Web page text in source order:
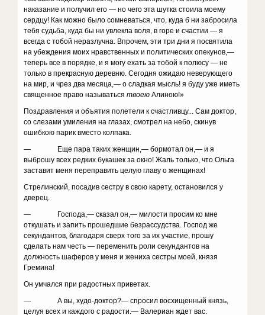
наказание и получил его — но чего эта шутка стоила моему
сердцу! Как можно было сомневаться, что, куда б ни забросила
тебя судьба, куда бы ни увлекла воля, в горе и счастии — я
всегда с тобой неразлучна. Впрочем, эти три дни я посвятила
на убеждения моих нравственных и политических опекунов,—
теперь все в порядке, и я могу ехать за тобой к полю­су — не
только в прекрасную деревню. Сегодня ожидаю неверующего
на мир, и чрез два месяца,— о сладкая мысль! я буду уже иметь
священное право называтьсятвоею Алиною!»
Поздравления и объятия полетели к счастливцу... Сам доктор,
со слезами умиления на глазах, смотрел на небо, скинув
ошибкою парик вместо колпака.
— Еще пара таких женщин,— бормотал он,— и я
выброшу всех редких букашек за окно! Жаль только, что Ольга
заставит меня переправить целую главу о женщинах!
Стрелинский, посадив сестру в свою карету, оста­новился у
дверец.
— Господа,— сказал он,— милости просим ко мне
откушать и запить прошедшие безрассудства. Господ же
секундантов, благодаря сверх того за их участие, прошу
сделать нам честь — переменить роли секундан­тов на
должность шаферов у меня и жениха сестры моей, князя
Гремина!
Он умчался при радостных приветах.
— А вы, худо-доктор?— спросил восхищенный князь,
целуя всех и каждого с радости.— Валериан ждет вас.